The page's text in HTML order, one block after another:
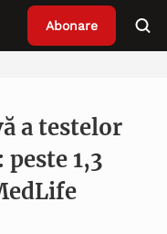
Abonare
a testelor
1,3